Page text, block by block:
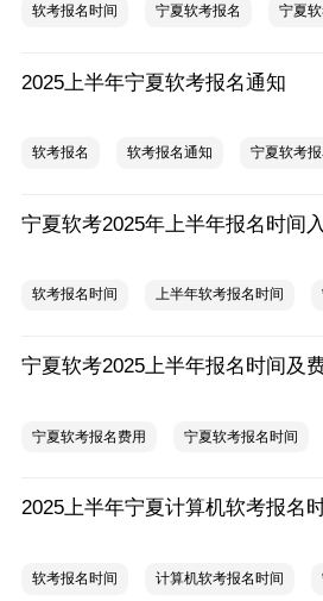
软考报名时间 宁夏软考报名 宁夏
2025上半年宁夏软考报名通知
软考报名 软考报名通知 宁夏软考报
宁夏软考2025年上半年报名时间
软考报名时间 上半年软考报名时间
宁夏软考2025上半年报名时间及
宁夏软考报名费用 宁夏软考报名时间
软考报名时间 计算机软考报名时间